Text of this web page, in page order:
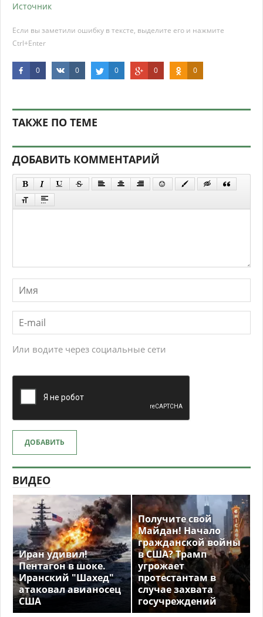
Источник
Если вы заметили ошибку в тексте, выделите его и нажмите
Ctrl+Enter
0 0 0 0 0
ТАКЖЕ ПО ТЕМЕ
ДОБАВИТЬ КОММЕНТАРИЙ
Или водите через социальные сети
ДОБАВИТЬ
ВИДЕО
Иран удивил!
Пентагон в шоке.
Иранский "Шахед"
атаковал авианосец
США
Получите свой
Майдан! Начало
гражданской войны
в США? Трамп
угрожает
протестантам в
случае захвата
госучреждений